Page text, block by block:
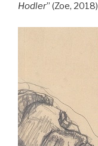
Hodler” (Zoe, 2018)